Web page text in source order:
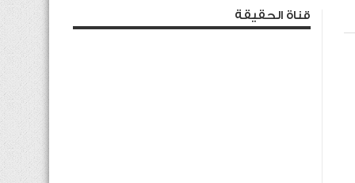
قناة الحقيقة